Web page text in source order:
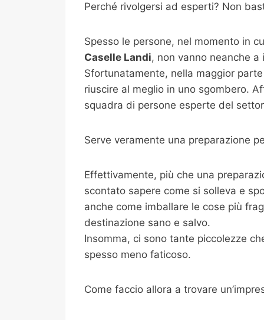
Perché rivolgersi ad esperti? Non
Spesso le persone, nel momento in
Caselle Landi, non vanno neanche
Sfortunatamente, nella maggior
riuscire al meglio in uno sgombero.
squadra di persone esperte del
Serve veramente una preparazione
Effettivamente, più che una
scontato sapere come si solleva e
anche come imballare le cose più
destinazione sano e salvo.
Insomma, ci sono tante piccolezze
spesso meno faticoso.
Come faccio allora a trovare